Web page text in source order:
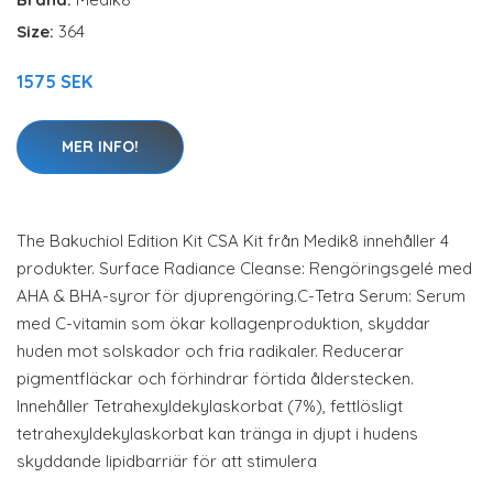
Size: 364
1575 SEK
MER INFO!
The Bakuchiol Edition Kit CSA Kit från Medik8 innehåller 4
produkter. Surface Radiance Cleanse: Rengöringsgelé med
AHA & BHA-syror för djuprengöring.C-Tetra Serum: Serum
med C-vitamin som ökar kollagenproduktion, skyddar
huden mot solskador och fria radikaler. Reducerar
pigmentfläckar och förhindrar förtida ålderstecken.
Innehåller Tetrahexyldekylaskorbat (7%), fettlösligt
tetrahexyldekylaskorbat kan tränga in djupt i hudens
skyddande lipidbarriär för att stimulera